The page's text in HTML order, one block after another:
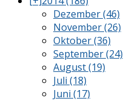
Dezember (46)
November (26)
Oktober (36)
September (24)
August (19)
Juli (18)
Juni (17)